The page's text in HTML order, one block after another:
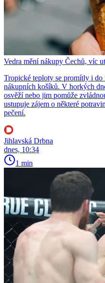
Vedra mění nákupy Čechů, víc
Tropické teploty se promítly i
nákupních košíků. V horkých
osvěží nebo jim pomůže
ustupuje zájem o některé
pečení.
Jihlavská Drbna
dnes, 10:34
1 min